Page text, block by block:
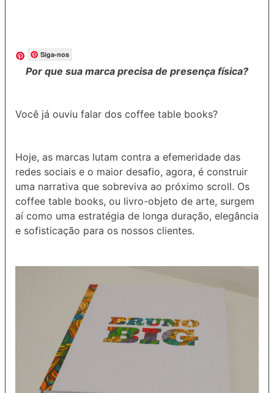
Siga-nos
Por que sua marca precisa de presença física?
Você já ouviu falar dos coffee table books?
Hoje, as marcas lutam contra a efemeridade das
redes sociais e o maior desafio, agora, é construir
uma narrativa que sobreviva ao próximo scroll. Os
coffee table books, ou livro-objeto de arte, surgem
aí como uma estratégia de longa duração, elegância
e sofisticação para os nossos clientes.